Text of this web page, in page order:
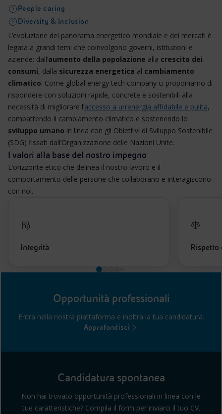
People caring
Diversity & Inclusion
L’evoluzione del panorama energetico mondiale e dei mercati è
legata a grandi temi che coinvolgono governi, istituzioni e
aziende: dall’aumento della popolazione alla crescita dei
consumi, dalla sicurezza energetica al cambiamento
climatico. Come global energy tech company ci proponiamo di
rispondere con soluzioni rapide, concrete e sostenibili alla
necessità di migliorare l’accesso a un’energia affidabile e pulita,
combattendo il cambiamento climatico e sostenendo lo
sviluppo umano in linea con gli Obiettivi di Sviluppo Sostenibile
(SDG) fissati dall’Organizzazione delle Nazioni Unite.
I valori alla base del nostro impegno
L’orizzonte etico che delinea il nostro lavoro e il
comportamento delle persone che collaborano e interagiscono
con noi.
Integrità
Opportunità professionali
Entra nella nostra piattaforma e inoltra la tua candidatura.
Approfondisci
Candidatura spontanea
Non hai trovato opportunità professionali in linea con le
tue caratteristiche? Compila il form per inviarci il tuo CV.